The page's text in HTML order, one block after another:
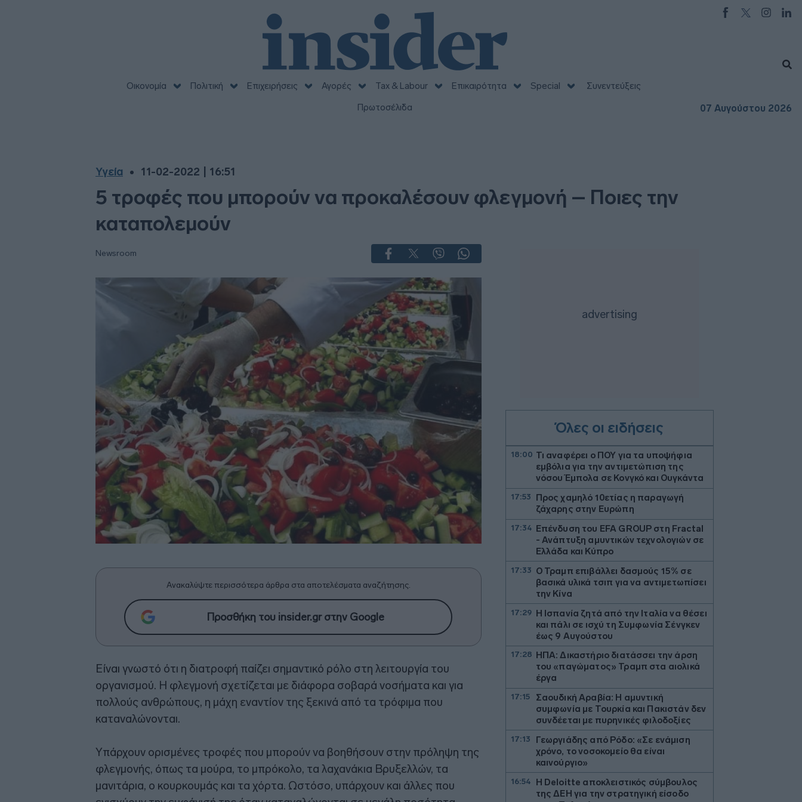
Οικονομία Πολιτική Επιχειρήσεις Αγορές Tax & Labour Επικαιρότητα Special
Συνεντεύξεις
Πρωτοσέλιδα
07 Αυγούστου 2026
Υγεία 11-02-2022 | 16:51
5 τροφές που μπορούν να προκαλέσουν φλεγμονή – Ποιες την
καταπολεμούν
Newsroom
Ανακαλύψτε περισσότερα άρθρα στα αποτελέσματα αναζήτησης.
Προσθήκη του insider.gr στην Google
Είναι γνωστό ότι η διατροφή παίζει σημαντικό ρόλο στη λειτουργία του
οργανισμού. Η φλεγμονή σχετίζεται με διάφορα σοβαρά νοσήματα και για
πολλούς ανθρώπους, η μάχη εναντίον της ξεκινά από τα τρόφιμα που
καταναλώνονται.
Υπάρχουν ορισμένες τροφές που μπορούν να βοηθήσουν στην πρόληψη της
φλεγμονής, όπως τα μούρα, το μπρόκολο, τα λαχανάκια Βρυξελλών, τα
μανιτάρια, ο κουρκουμάς και τα χόρτα. Ωστόσο, υπάρχουν και άλλες που
Όλες οι ειδήσεις
18:00 Τι αναφέρει ο ΠΟΥ για τα υποψήφια
εμβόλια για την αντιμετώπιση της
νόσου Έμπολα σε Κονγκό και Ουγκάντα
17:53
Προς χαμηλό 10ετίας η παραγωγή
ζάχαρης στην Ευρώπη
17:34 Επένδυση του EFA GROUP στη Fractal
- Ανάπτυξη αμυντικών τεχνολογιών σε
Ελλάδα και Κύπρο
17:33 Ο Τραμπ επιβάλλει δασμούς 15% σε
βασικά υλικά τσιπ για να αντιμετωπίσει
την Κίνα
17:29 H Ισπανία ζητά από την Ιταλία να θέσει
και πάλι σε ισχύ τη Συμφωνία Σένγκεν
έως 9 Αυγούστου
17:28 ΗΠΑ: Δικαστήριο διατάσσει την άρση
του «παγώματος» Τραμπ στα αιολικά
έργα
17:15
Σαουδική Αραβία: Η αμυντική
συμφωνία με Τουρκία και Πακιστάν δεν
συνδέεται με πυρηνικές φιλοδοξίες
17:13
Γεωργιάδης από Ρόδο: «Σε ενάμιση
χρόνο, το νοσοκομείο θα είναι
καινούργιο»
16:54
Η Deloitte αποκλειστικός σύμβουλος
της ΔΕΗ για την στρατηγική είσοδο